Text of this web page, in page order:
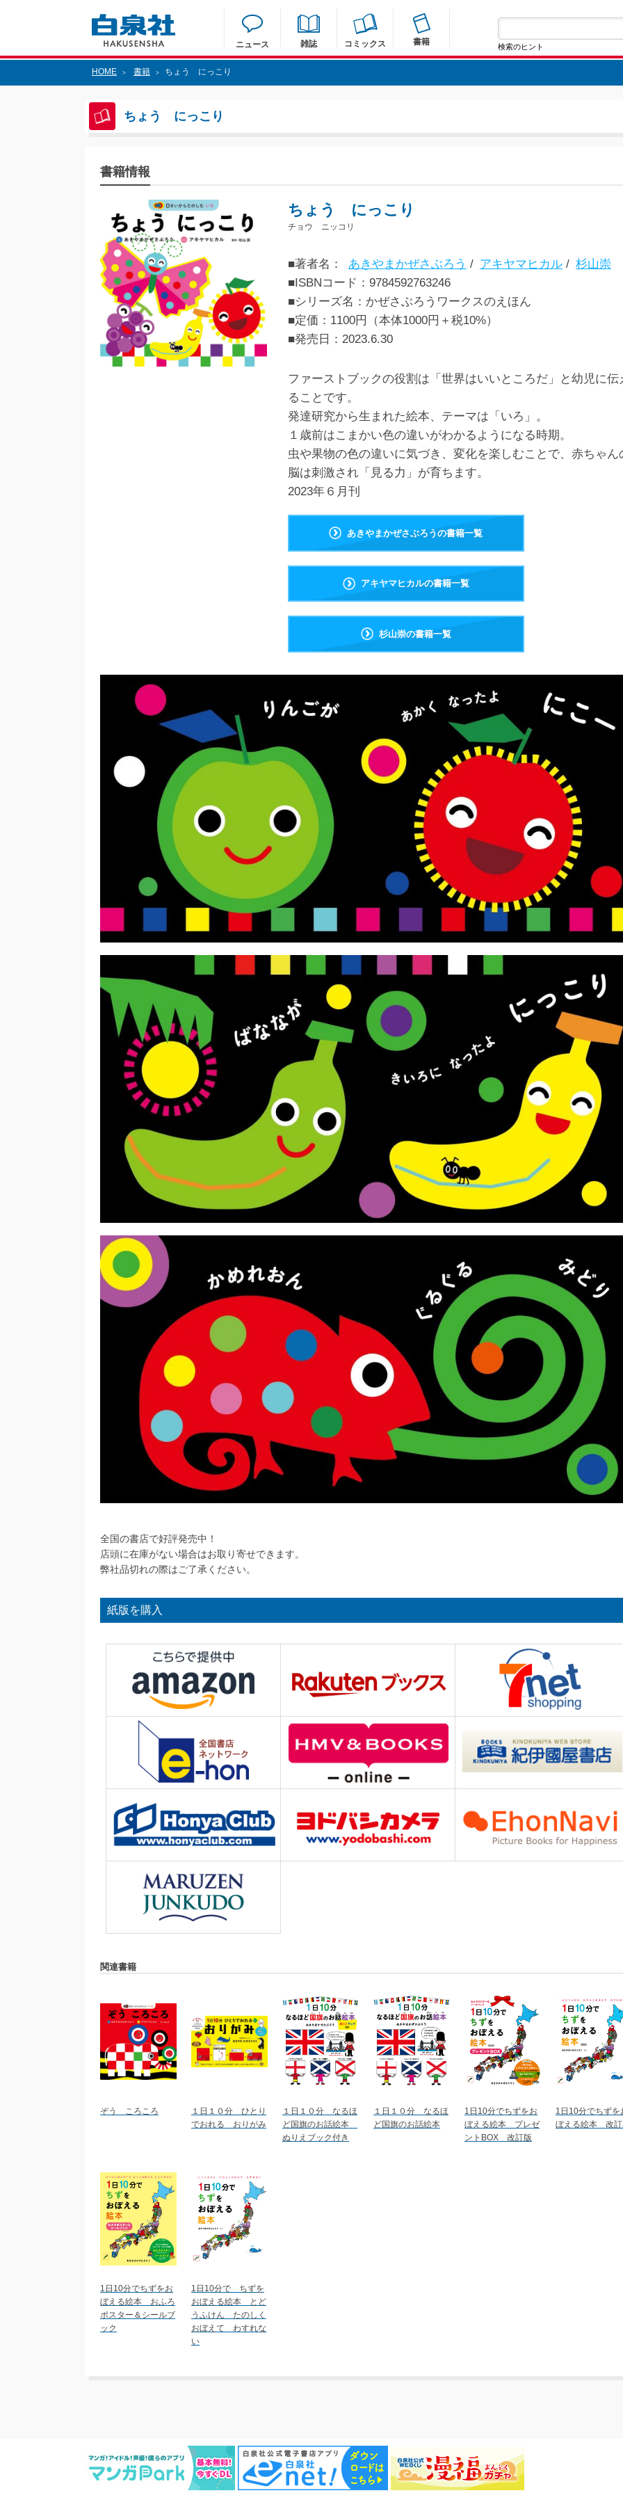
ニュース 雑誌 コミックス 書籍 検索のヒント
HOME > 書籍 > ちょう にっこり
ちょう にっこり
書籍情報
ちょう にっこり
チョウ ニッコリ
■著者名： あきやまかぜさぶろう / アキヤマヒカル / 杉山崇
■ISBNコード：9784592763246
■シリーズ名：かぜさぶろうワークスのえほん
■定価：1100円（本体1000円＋税10%）
■発売日： 2023.6.30
ファーストブックの役割は「世界はいいところだ」と幼児に伝
ることです。
発達研究から生まれた絵本、テーマは「いろ」。
１歳前はこまかい色の違いがわかるようになる時期。
虫や果物の色の違いに気づき、変化を楽しむことで、赤ちゃん
脳は刺激され「見る力」が育ちます。
2023年６月刊
あきやまかぜさぶろうの書籍一覧
アキヤマヒカルの書籍一覧
杉山崇の書籍一覧
全国の書店で好評発売中！
店頭に在庫がない場合はお取り寄せできます。
弊社品切れの際はご了承ください。
紙版を購入
関連書籍
ぞう ころころ
１日１０分 ひとり
でおれる おりがみ
１日１０分 なるほ
ど国旗のお話絵本
ぬりえブック付き
１日１０分 なるほ
ど国旗のお話絵本
1日10分でちずをお
ぼえる絵本 プレゼ
ントBOX 改訂版
1日10分でちずを
ぼえる絵本 改
1日10分でちずをお
ぼえる絵本 おふろ
ポスター＆シールブ
ック
1日10分で ちずを
おぼえる絵本 とど
うふけん たのしく
おぼえて わすれな
い